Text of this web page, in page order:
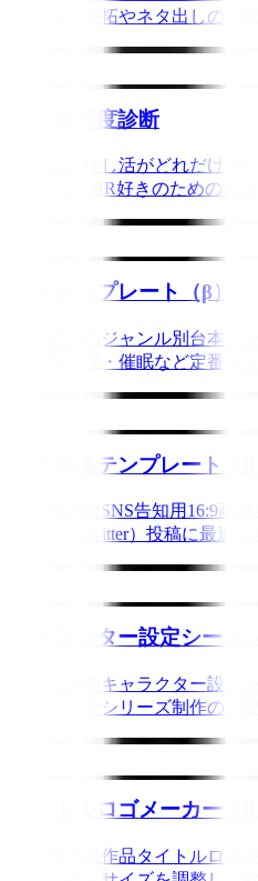
ジャンル開拓やネタ出しのお供
推し活沼度診断
あなたの推し活がどれだけ沼
音声・ASMR好きのための沼
台本テンプレート（β）
同人音声のジャンル別台本テ
き・添い寝・催眠など定番ジ
告知画像テンプレート（β
同人音声のSNS告知用16:9画
成。X（Twitter）投稿に最適
キャラクター設定シート
同人音声のキャラクター設定
への共有やシリーズ制作の設
タイトルロゴメーカー（β
同人音声の作品タイトルロゴ